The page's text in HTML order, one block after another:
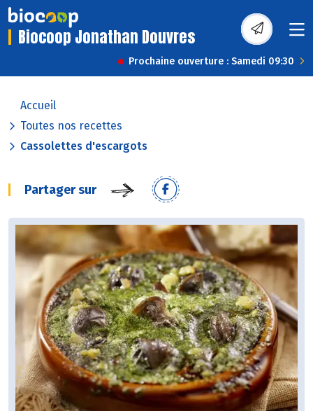
Biocoop Jonathan Douvres
Prochaine ouverture : Samedi 09:30
Accueil
Toutes nos recettes
Cassolettes d'escargots
Partager sur